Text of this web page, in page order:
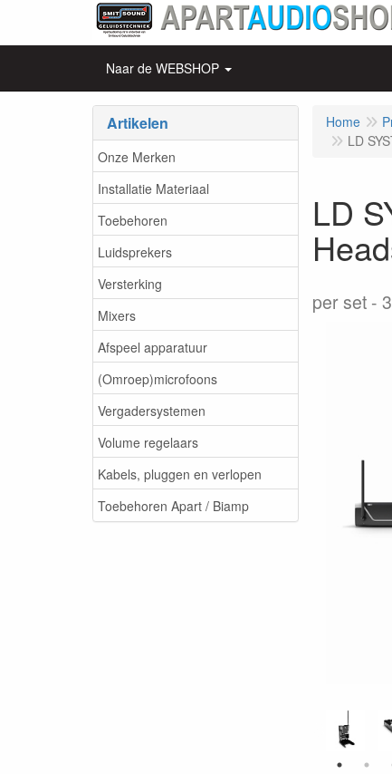
Naar de WEBSHOP
Artikelen
Onze Merken
Installatie Materiaal
Toebehoren
Luidsprekers
Versterking
Mixers
Afspeel apparatuur
(Omroep)microfoons
Vergadersystemen
Volume regelaars
Kabels, pluggen en verlopen
Toebehoren Apart / Biamp
Home
LD
LD
per set